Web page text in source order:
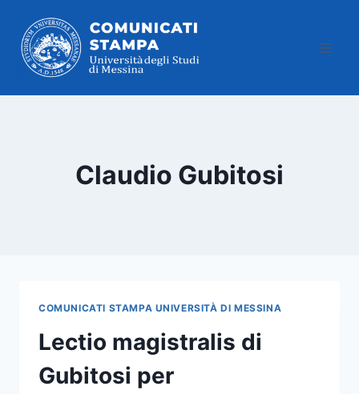
contenuto
Claudio Gubitosi
COMUNICATI STAMPA UNIVERSITÀ DI MESSINA
Lectio magistralis di
Gubitosi per